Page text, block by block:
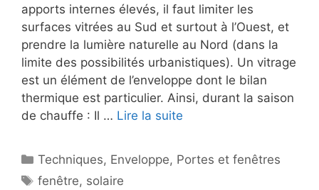
apports internes élevés, il faut limiter les
surfaces vitrées au Sud et surtout à l’Ouest, et
prendre la lumière naturelle au Nord (dans la
limite des possibilités urbanistiques). Un vitrage
est un élément de l’enveloppe dont le bilan
thermique est particulier. Ainsi, durant la saison
de chauffe : Il … Lire la suite
Catégories
Techniques, Enveloppe, Portes et fenêtres
Étiquettes
fenêtre, solaire